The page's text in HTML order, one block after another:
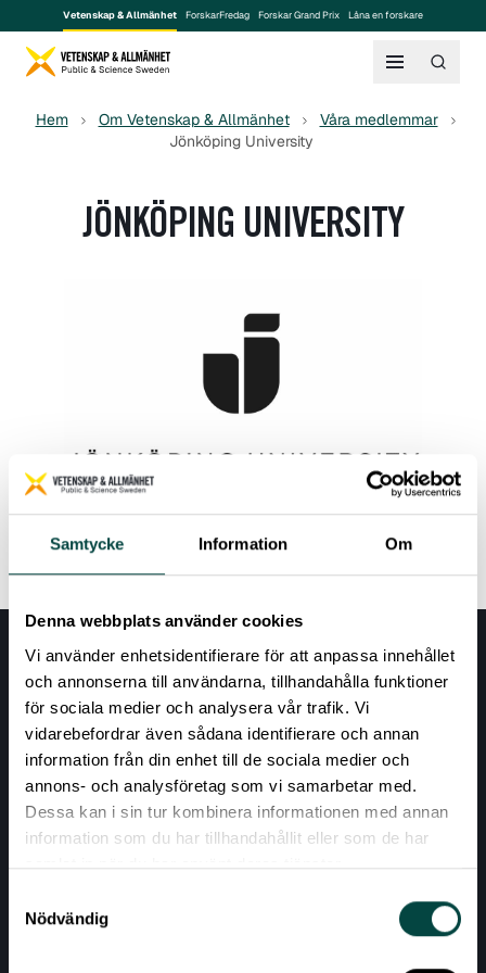
Samtycke Information Om
Denna webbplats använder cookies
Vi använder enhetsidentifierare för att anpassa innehållet
och annonserna till användarna, tillhandahålla funktioner
för sociala medier och analysera vår trafik. Vi
vidarebefordrar även sådana identifierare och annan
information från din enhet till de sociala medier och
annons- och analysföretag som vi samarbetar med.
Dessa kan i sin tur kombinera informationen med annan
information som du har tillhandahållit eller som de har
samlat in när du har använt deras tjänster.
Nödvändig
Vetenskap & Allmänhet ForskarFredag Forskar Grand Prix Låna en forskare
Hem Om Vetenskap & Allmänhet
Våra medlemmar
Jönköping University
JÖNKÖPING UNIVERSITY
Read more
AKTUELLT
RESURSER